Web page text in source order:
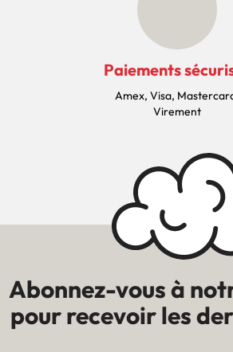
Paiements
Amex, Visa,
Virement
Abonnez-vous à
pour recevoir les